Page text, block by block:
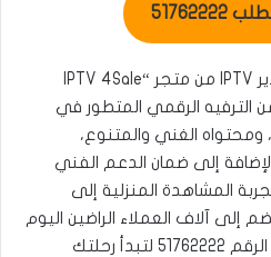
في الختام، يمثل اشتراك دار بلاير IPTV من متجر “IPTV 4Sale
الترفيه الرقمي المتطور في
الغني والمتنوع،
إلى ضمان الدعم الفني
المشاهدة المنزلية إلى
إلى آلاف العملاء الراضين اليوم
وتواصل معنا عبر واتساب على الرقم 51762222 لتبدأ رحلتك